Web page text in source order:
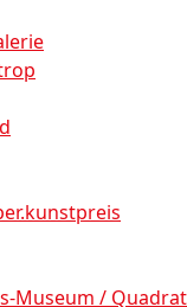
Museum / Quadrat